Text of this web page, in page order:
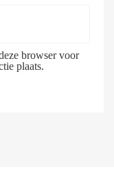
browser voor
plaats.